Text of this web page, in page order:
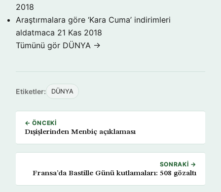
2018
Araştırmalara göre ‘Kara Cuma’ indirimleri
aldatmaca 21 Kas 2018
Tümünü gör DÜNYA →
Etiketler: DÜNYA
← ÖNCEKI
Dışişlerinden Menbiç açıklaması
SONRAKI →
Fransa’da Bastille Günü kutlamaları: 508 gözaltı